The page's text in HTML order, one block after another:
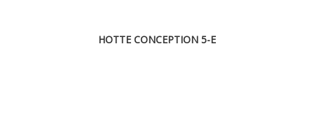
HOTTE CONCEPTION 5-E